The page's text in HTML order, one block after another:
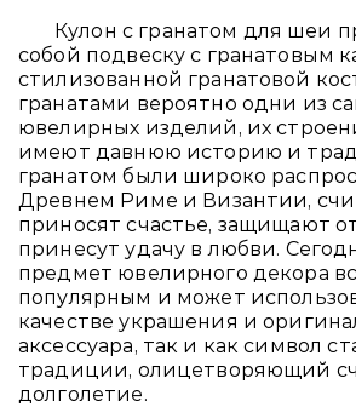
Кулон с гранатом для шеи
собой подвеску с гранатовым
стилизованной гранатовой
гранатами вероятно одни из
ювелирных изделий, их
имеют давнюю историю и
гранатом были широко
Древнем Риме и Византии,
приносят счастье, защищают
принесут удачу в любви.
предмет ювелирного декора
популярным и может
качестве украшения и
аксессуара, так и как символ
традиции, олицетворяющий
долголетие.